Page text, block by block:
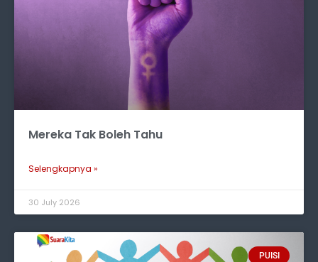
Mereka Tak Boleh Tahu
Selengkapnya »
30 July 2026
PUISI